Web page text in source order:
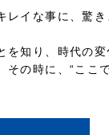
レイな事に、驚き
を知り、時代の変
その時に、“ここ